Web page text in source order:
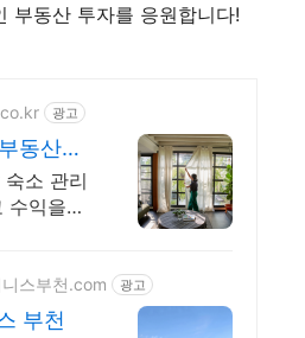
부동산 투자를 응원합니다!
광고
동산투
소 관리
수익을
스부천.com 광고
부천